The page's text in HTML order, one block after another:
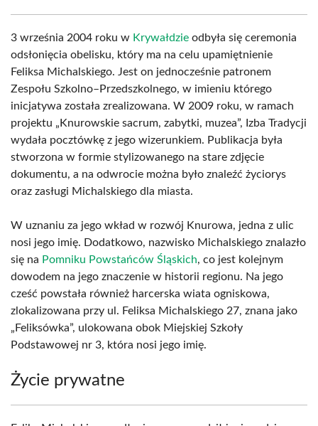
3 września 2004 roku w Krywałdzie odbyła się ceremonia
odsłonięcia obelisku, który ma na celu upamiętnienie
Feliksa Michalskiego. Jest on jednocześnie patronem
Zespołu Szkolno–Przedszkolnego, w imieniu którego
inicjatywa została zrealizowana. W 2009 roku, w ramach
projektu „Knurowskie sacrum, zabytki, muzea”, Izba Tradycji
wydała pocztówkę z jego wizerunkiem. Publikacja była
stworzona w formie stylizowanego na stare zdjęcie
dokumentu, a na odwrocie można było znaleźć życiorys
oraz zasługi Michalskiego dla miasta.
W uznaniu za jego wkład w rozwój Knurowa, jedna z ulic
nosi jego imię. Dodatkowo, nazwisko Michalskiego znalazło
się na Pomniku Powstańców Śląskich, co jest kolejnym
dowodem na jego znaczenie w historii regionu. Na jego
cześć powstała również harcerska wiata ogniskowa,
zlokalizowana przy ul. Feliksa Michalskiego 27, znana jako
„Feliksówka”, ulokowana obok Miejskiej Szkoły
Podstawowej nr 3, która nosi jego imię.
Życie prywatne